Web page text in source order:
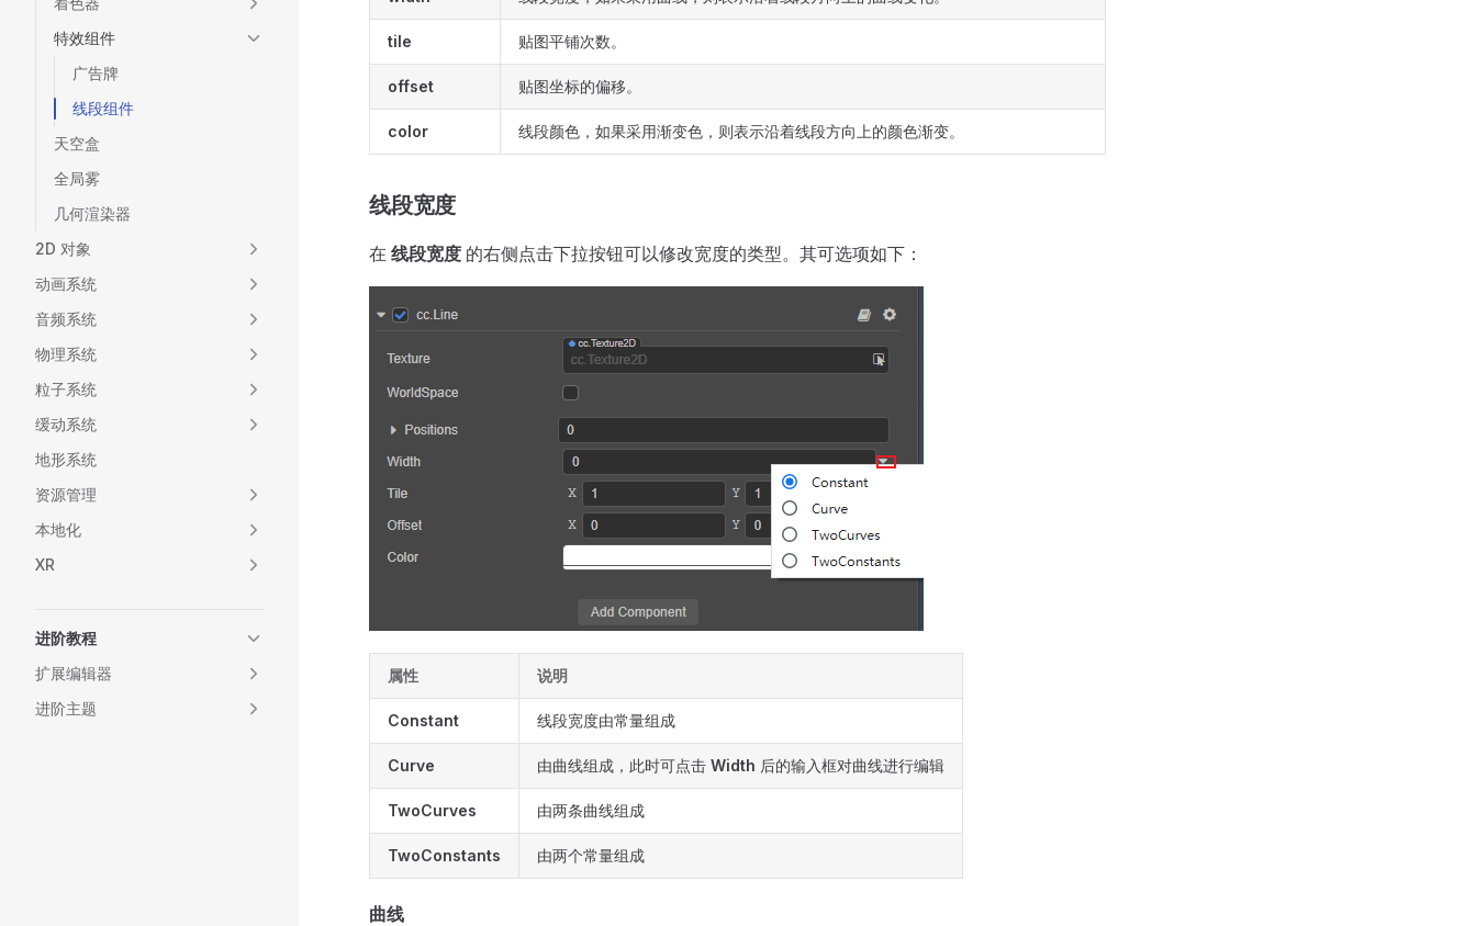
特效组件
广告牌
线段组件
天空盒
全局雾
几何渲染器
2D 对象
动画系统
音频系统
物理系统
粒子系统
缓动系统
地形系统
资源管理
本地化
XR
进阶教程
扩展编辑器
进阶主题
tile 贴图平铺次数。
offset 贴图坐标的偏移。
color 线段颜色，如果采用渐变色，则表示沿着线段方向上的颜色渐变。
线段宽度
在 线段宽度 的右侧点击下拉按钮可以修改宽度的类型。其可选项如下：
属性 说明
Constant 线段宽度由常量组成
Curve 由曲线组成，此时可点击 Width 后的输入框对曲线进行编辑
TwoCurves 由两条曲线组成
TwoConstants 由两个常量组成
曲线